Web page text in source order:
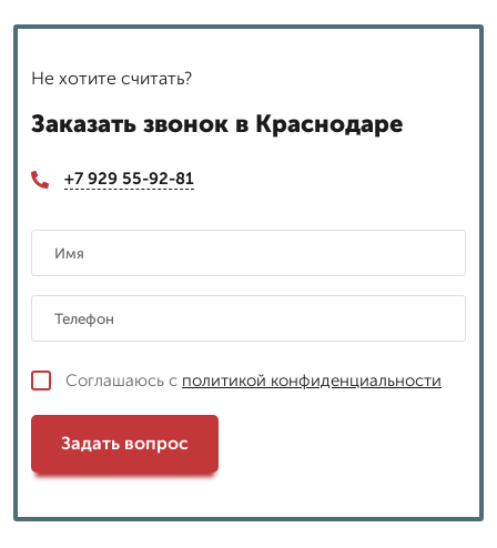
Не хотите считать?
Заказать звонок в Краснодаре
+7 929 55-92-81
Соглашаюсь с политикой конфиденциальности
Задать вопрос